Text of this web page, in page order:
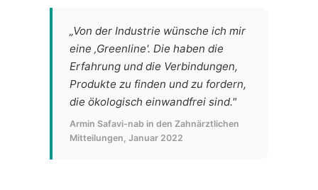
„Von der Industrie wünsche ich mir
eine ‚Greenline'. Die haben die
Erfahrung und die Verbindungen,
Produkte zu finden und zu fordern,
die ökologisch einwandfrei sind."
Armin Safavi-nab in den Zahnärztlichen
Mitteilungen, Januar 2022